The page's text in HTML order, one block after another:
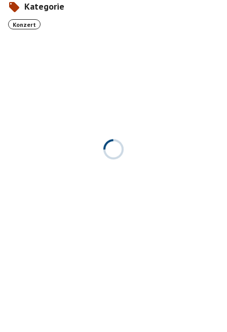
Kategorie
Konzert